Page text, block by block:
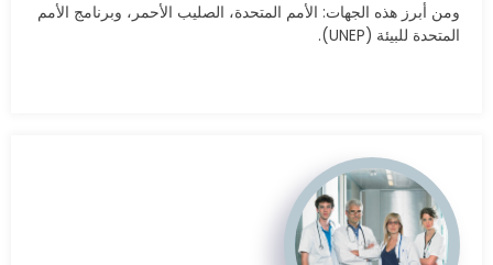
ومن أبرز هذه الجهات: الأمم المتحدة، الصليب الأحمر، وبرنامج الأمم
المتحدة للبيئة (UNEP).